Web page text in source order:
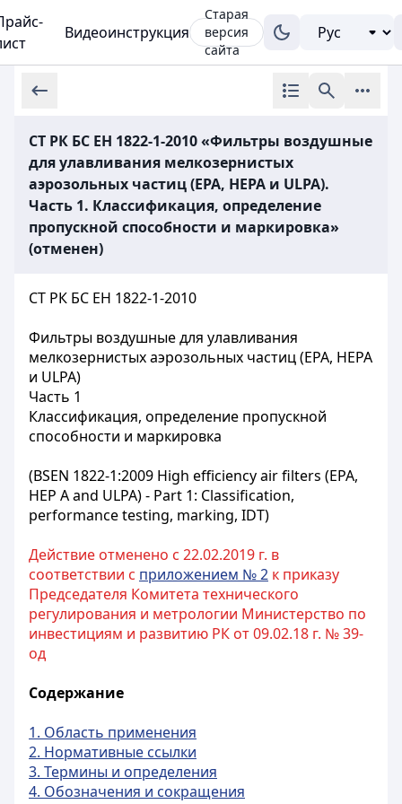
Видеоинструкция
Старая
версия
сайта
СТ РК БС ЕН 1822-1-2010 «Фильтры воздушные
для улавливания мелкозернистых
аэрозольных частиц (ЕРА, НЕРА и ULРА).
Часть 1. Классификация, определение
пропускной способности и маркировка»
(отменен)
СТ РК БС ЕН 1822-1-2010
Фильтры воздушные для улавливания
мелкозернистых аэрозольных частиц (EPA, HEPA
и ULPA)
Часть 1
Классификация, определение пропускной
способности и маркировка
(BSЕN 1822-1:2009 High efficiency air filters (EPA,
HEP A and ULPA) - Part 1: Classification,
performance testing, marking, IDT)
Действие отменено с 22.02.2019 г. в
соответствии с приложением № 2 к приказу
Председателя Комитета технического
регулирования и метрологии Министерство по
инвестициям и развитию РК от 09.02.18 г. № 39-
од
Содержание
1. Область применения
2. Нормативные ссылки
3. Термины и определения
4. Обозначения и сокращения